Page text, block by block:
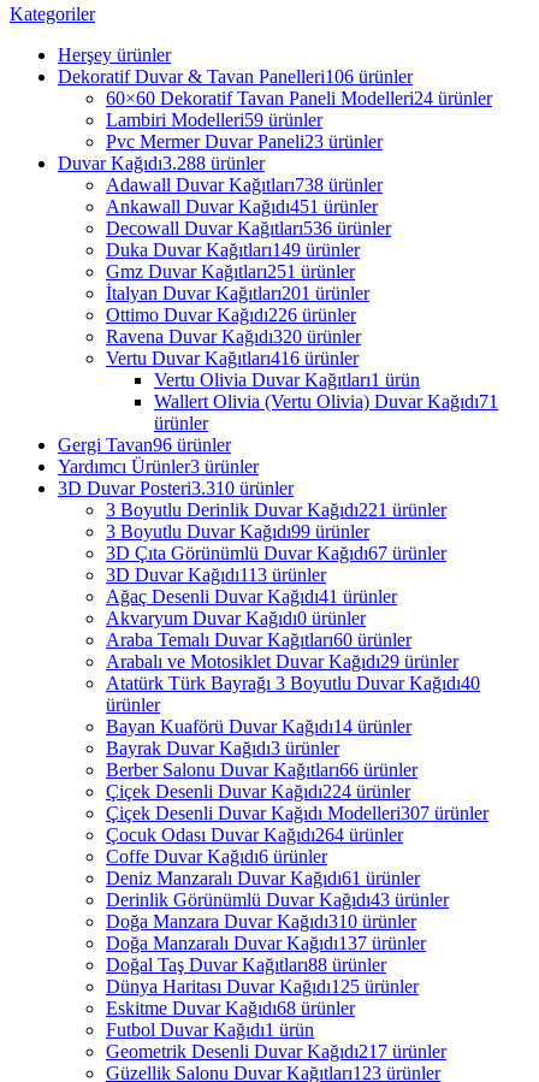
Kategoriler
Herşey ürünler
Dekoratif Duvar & Tavan Panelleri106 ürünler
60×60 Dekoratif Tavan Paneli Modelleri24 ürünler
Lambiri Modelleri59 ürünler
Pvc Mermer Duvar Paneli23 ürünler
Duvar Kağıdı3.288 ürünler
Adawall Duvar Kağıtları738 ürünler
Ankawall Duvar Kağıdı451 ürünler
Decowall Duvar Kağıtları536 ürünler
Duka Duvar Kağıtları149 ürünler
Gmz Duvar Kağıtları251 ürünler
İtalyan Duvar Kağıtları201 ürünler
Ottimo Duvar Kağıdı226 ürünler
Ravena Duvar Kağıdı320 ürünler
Vertu Duvar Kağıtları416 ürünler
Vertu Olivia Duvar Kağıtları1 ürün
Wallert Olivia (Vertu Olivia) Duvar Kağıdı71
ürünler
Gergi Tavan96 ürünler
Yardımcı Ürünler3 ürünler
3D Duvar Posteri3.310 ürünler
3 Boyutlu Derinlik Duvar Kağıdı221 ürünler
3 Boyutlu Duvar Kağıdı99 ürünler
3D Çıta Görünümlü Duvar Kağıdı67 ürünler
3D Duvar Kağıdı113 ürünler
Ağaç Desenli Duvar Kağıdı41 ürünler
Akvaryum Duvar Kağıdı0 ürünler
Araba Temalı Duvar Kağıtları60 ürünler
Arabalı ve Motosiklet Duvar Kağıdı29 ürünler
Atatürk Türk Bayrağı 3 Boyutlu Duvar Kağıdı40
ürünler
Bayan Kuaförü Duvar Kağıdı14 ürünler
Bayrak Duvar Kağıdı3 ürünler
Berber Salonu Duvar Kağıtları66 ürünler
Çiçek Desenli Duvar Kağıdı224 ürünler
Çiçek Desenli Duvar Kağıdı Modelleri307 ürünler
Çocuk Odası Duvar Kağıdı264 ürünler
Coffe Duvar Kağıdı6 ürünler
Deniz Manzaralı Duvar Kağıdı61 ürünler
Derinlik Görünümlü Duvar Kağıdı43 ürünler
Doğa Manzara Duvar Kağıdı310 ürünler
Doğa Manzaralı Duvar Kağıdı137 ürünler
Doğal Taş Duvar Kağıtları88 ürünler
Dünya Haritası Duvar Kağıdı125 ürünler
Eskitme Duvar Kağıdı68 ürünler
Futbol Duvar Kağıdı1 ürün
Geometrik Desenli Duvar Kağıdı217 ürünler
Güzellik Salonu Duvar Kağıtları123 ürünler